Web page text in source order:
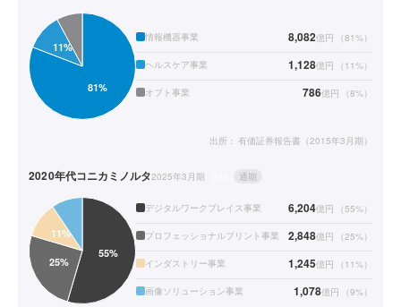
情報機器事業 8,082億円 （81%）
ヘルスケア事業 1,128億円 （ 11%）
オプト事業 786億円 （8%）
出所： 有価証券報告書（2015年3月期）
2020年代コニカミノルタ2025年3月期 通期
デジタルワークプレイス事業 6,204億円 （55%）
プロフェッショナルプリント事業 2,848億円 （25%）
インダストリー事業 1,245億円 （ 11%）
画像ソリューション事業 1,078億円 （9%）